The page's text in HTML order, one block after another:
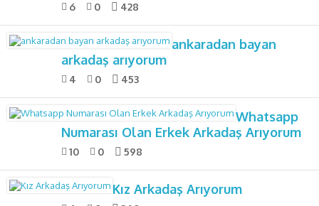
6 0 428
ankaradan bayan
arkadaş arıyorum
4 0 453
Whatsapp
Numarası Olan Erkek Arkadaş Arıyorum
10 0 598
Kız Arkadaş Arıyorum